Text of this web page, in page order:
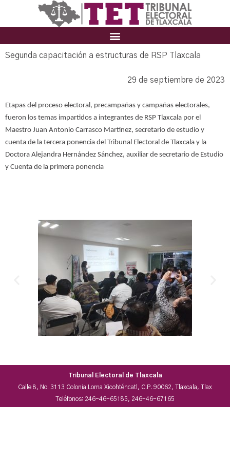
Segunda capacitación a estructuras de RSP Tlaxcala
29 de septiembre de 2023
Etapas del proceso electoral, precampañas y campañas electorales,
fueron los temas impartidos a integrantes de RSP Tlaxcala por el
Maestro Juan Antonio Carrasco Martínez, secretario de estudio y
cuenta de la tercera ponencia del Tribunal Electoral de Tlaxcala y la
Doctora Alejandra Hernández Sánchez, auxiliar de secretario de Estudio
y Cuenta de la primera ponencia
Tribunal Electoral de Tlaxcala
Calle 8, No. 3113 Colonia Loma Xicohténcatl, C.P. 90062, Tlaxcala, Tlax
Teléfonos: 246-46-65185, 246-46-67165